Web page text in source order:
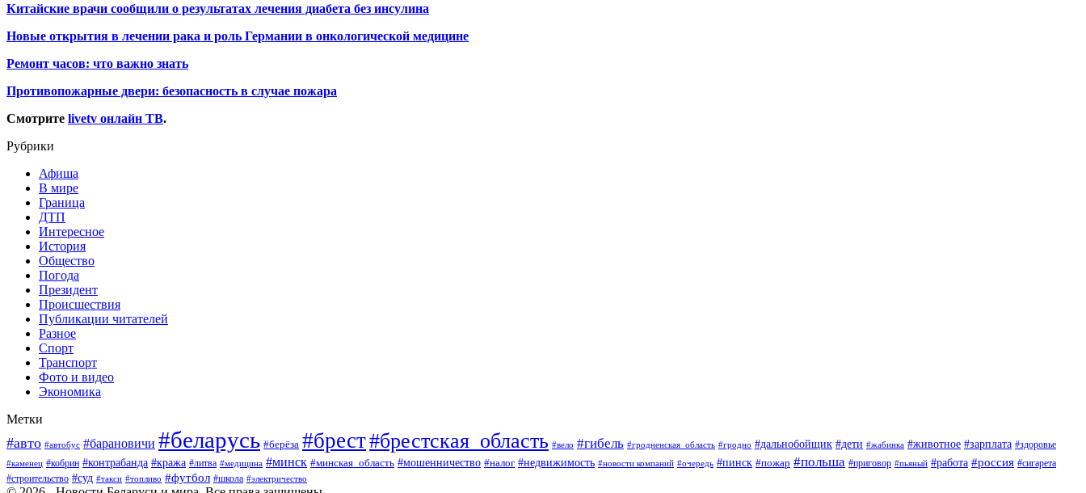
Китайские врачи сообщили о результатах лечения диабета без инсулина
Новые открытия в лечении рака и роль Германии в онкологической медицине
Ремонт часов: что важно знать
Противопожарные двери: безопасность в случае пожара
Смотрите livetv онлайн ТВ.
Рубрики
Афиша
В мире
Граница
ДТП
Интересное
История
Общество
Погода
Президент
Происшествия
Публикации читателей
Разное
Спорт
Транспорт
Фото и видео
Экономика
Метки
#авто #автобус #барановичи #беларусь #берёза #брест#брестская_область #вело #гибель #гродненская_область #гродно #дальнобойщик #дети #жабинка #животное #зарплата #здоровье
#каменец #кобрин #контрабанда #кража #литва #медицина #минск #минская_область #мошенничество #налог #недвижимость #новости компаний #очередь #пинск #пожар #польша #приговор #пьяный #работа #россия #сигарета
#строительство #суд #такси #топливо #футбол #школа #электричество